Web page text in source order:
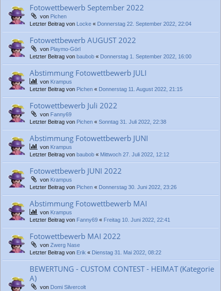
Fotowettbewerb September 2022
von Pichen
Letzter Beitrag von
Locke « Donnerstag 22. September 2022, 22:04
Fotowettbewerb AUGUST 2022
von Playmo-Görl
Letzter Beitrag von baubob « Donnerstag 1. September 2022, 16:00
Abstimmung Fotowettbewerb JULI
von Krampus
Letzter Beitrag von Pichen « Donnerstag 11. August 2022, 21:15
Fotowettbewerb Juli 2022
von Fanny69
Letzter Beitrag von Pichen « Sonntag 31. Juli 2022, 22:38
Abstimmung Fotowettbewerb JUNI
von Krampus
Letzter Beitrag von baubob « Mittwoch 27. Juli 2022, 12:12
Fotowettbewerb JUNI 2022
von Krampus
Letzter Beitrag von Pichen « Donnerstag 30. Juni 2022, 23:26
Abstimmung Fotowettbewerb MAI
von Krampus
Letzter Beitrag von Fanny69 « Freitag 10. Juni 2022, 22:41
Fotowettbewerb MAI 2022
von Zwerg Nase
Letzter Beitrag von Erik « Dienstag 31. Mai 2022, 08:22
BEWERTUNG - CUSTOM CONTEST - HEIMAT (Kategorie
A)
von Domi Silvercolt